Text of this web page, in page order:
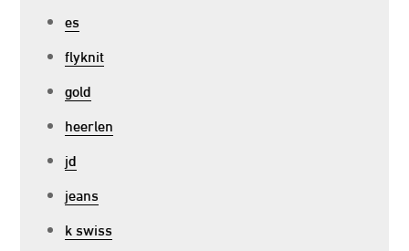
es
flyknit
gold
heerlen
jd
jeans
k swiss